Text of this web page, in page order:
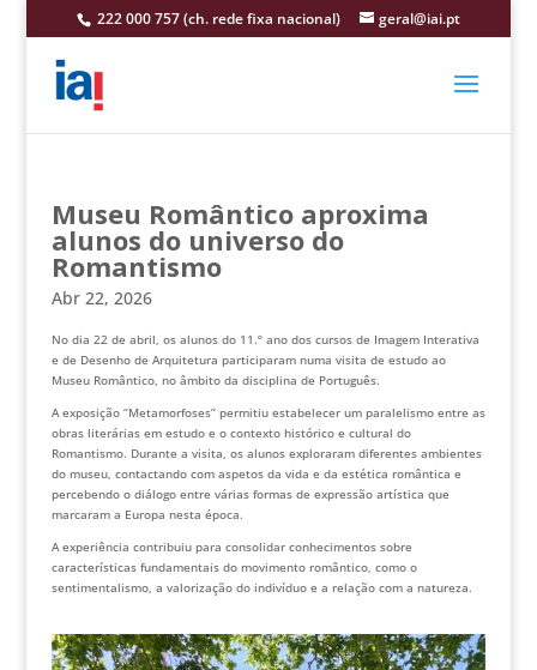
222 000 757 (ch. rede fixa nacional) geral@iai.pt
Museu Romântico aproxima
alunos do universo do
Romantismo
Abr 22, 2026
No dia 22 de abril, os alunos do 11.º ano dos cursos de Imagem Interativa
e de Desenho de Arquitetura participaram numa visita de estudo ao
Museu Romântico, no âmbito da disciplina de Português.
A exposição “Metamorfoses” permitiu estabelecer um paralelismo entre as
obras literárias em estudo e o contexto histórico e cultural do
Romantismo. Durante a visita, os alunos exploraram diferentes ambientes
do museu, contactando com aspetos da vida e da estética romântica e
percebendo o diálogo entre várias formas de expressão artística que
marcaram a Europa nesta época.
A experiência contribuiu para consolidar conhecimentos sobre
características fundamentais do movimento romântico, como o
sentimentalismo, a valorização do indivíduo e a relação com a natureza.